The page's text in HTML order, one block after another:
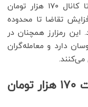
علیه برخی صرافی‌های ایرانی، ابتدا تا کانال ۱۷۰ هزار تومان
تقاضا تا محدوده
این رمزارز همچنان در
دارد و معامله‌گران
می‌کنند.
تتر در مسیر نوسانی؛ حمایت ۱۷۰ هزار تومان